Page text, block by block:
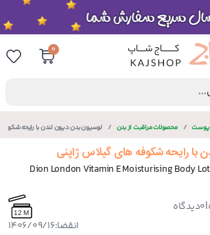
0
پوست محصولات مراقبت از بدن لوسیون بدن دیون لندن با رایحه
با رایحه شکوفه های گیلاس ژاپنی
Dion London Vitamin E Moisturising Body
|
0دیدگاه 12 M
انقضا:1406/09/16